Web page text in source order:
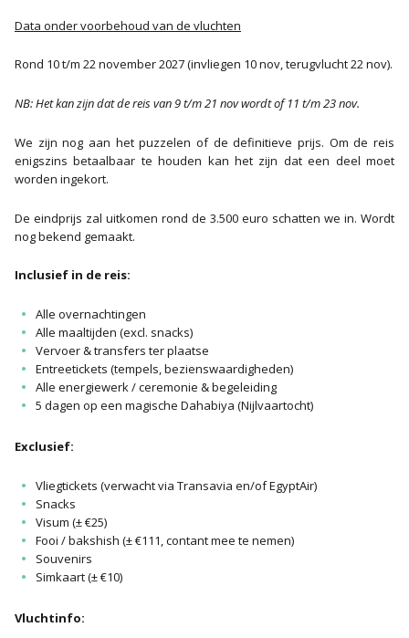
Data onder voorbehoud van de vluchten
Rond 10 t/m 22 november 2027 (invliegen 10 nov, terugvlucht 22 nov).
NB: Het kan zijn dat de reis van 9 t/m 21 nov wordt of 11 t/m 23 nov.
We zijn nog aan het puzzelen of de definitieve prijs. Om de reis
enigszins betaalbaar te houden kan het zijn dat een deel moet
worden ingekort.
De eindprijs zal uitkomen rond de 3.500 euro schatten we in. Wordt
nog bekend gemaakt.
Inclusief in de reis:
Alle overnachtingen
Alle maaltijden (excl. snacks)
Vervoer & transfers ter plaatse
Entreetickets (tempels, bezienswaardigheden)
Alle energiewerk / ceremonie & begeleiding
5 dagen op een magische Dahabiya (Nijlvaartocht)
Exclusief:
Vliegtickets (verwacht via Transavia en/of EgyptAir)
Snacks
Visum (± €25)
Fooi / bakshish (± €111, contant mee te nemen)
Souvenirs
Simkaart (± €10)
Vluchtinfo: